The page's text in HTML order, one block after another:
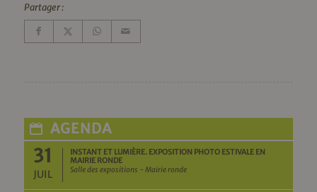
Partager :
AGENDA
31
JUIL
INSTANT ET LUMIÈRE. EXPOSITION PHOTO ESTIVALE EN
MAIRIE RONDE
Salle des expositions - Mairie ronde